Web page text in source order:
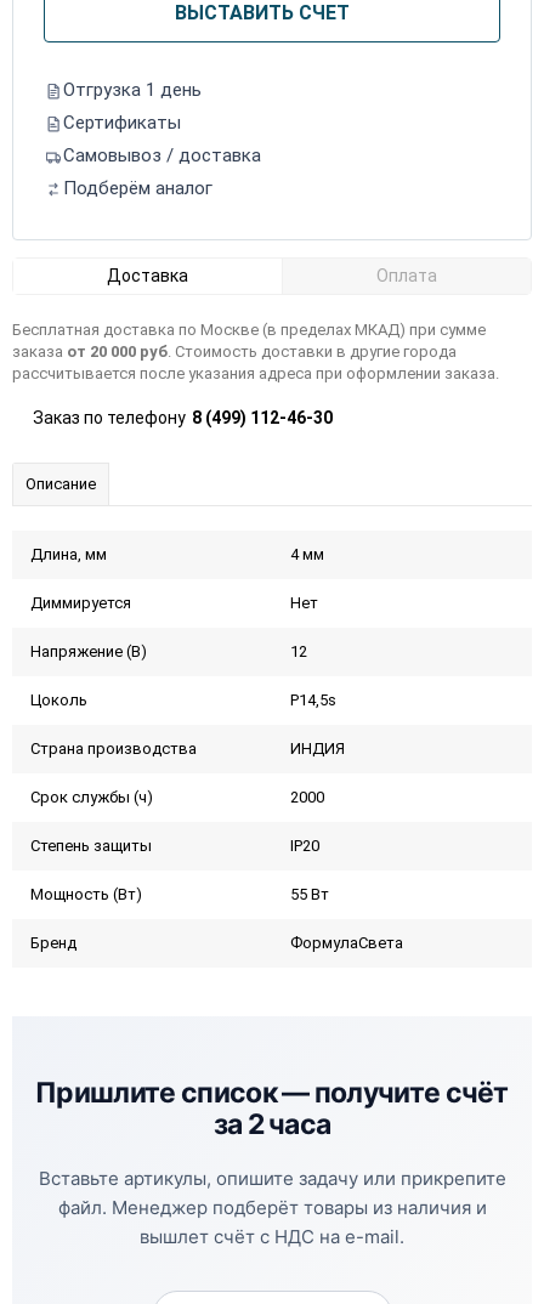
ВЫСТАВИТЬ СЧЕТ
Отгрузка 1 день
Сертификаты
Самовывоз / доставка
Подберём аналог
Доставка Оплата
Бесплатная доставка по Москве (в пределах МКАД) при сумме
заказа от 20 000 руб. Стоимость доставки в другие города
рассчитывается после указания адреса при оформлении заказа.
Заказ по телефону 8 (499) 112-46-30
Описание
Длина, мм 4 мм
Диммируется Нет
Напряжение (В) 12
Цоколь P14,5s
Страна производства ИНДИЯ
Срок службы (ч) 2000
Степень защиты IP20
Мощность (Вт) 55 Вт
Бренд ФормулаСвета
Пришлите список —получите счёт
за 2 часа
Вставьте артикулы, опишите задачу или прикрепите
файл. Менеджер подберёт товары из наличия и
вышлет счёт с НДС на e-mail.